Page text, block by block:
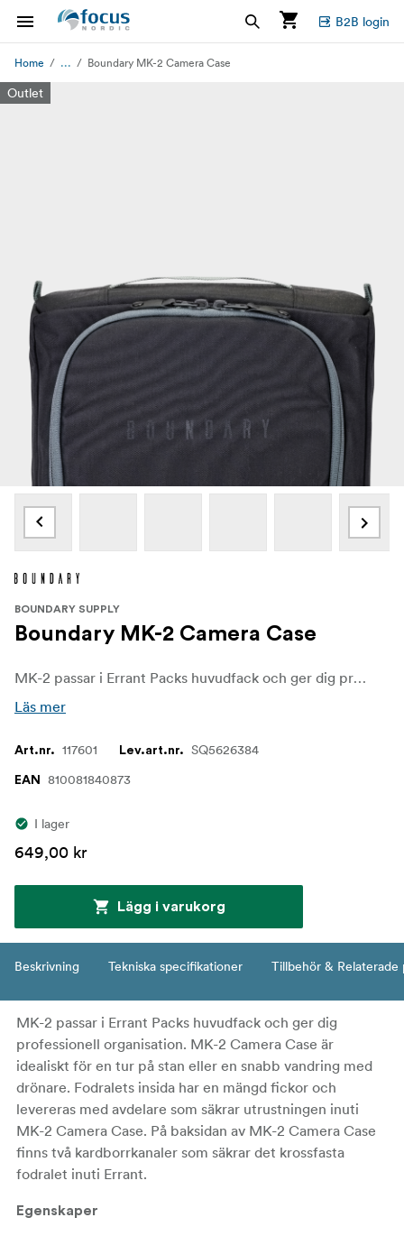
B2B login
Home ... Boundary MK-2 Camera Case
Outlet
BOUNDARY SUPPLY
Boundary MK-2 Camera Case
MK-2 passar i Errant Packs huvudfack och ger dig professionell organisation. MK-2 Camera Case är idealiskt för en tur på stan eller en snabb vandring med drönare. Fodralets insida har en mängd fickor och levereras med avdelare som säkrar utrustningen inuti MK-2 Camera Case. På baksidan av MK-2 Camera Case finns två kardborrkanaler som säkrar det krossfasta fodralet inuti Errant.
Läs mer
Art.nr. 117601 Lev.art.nr. SQ5626384
EAN 810081840873
I lager
649,00 kr
Lägg i varukorg
Beskrivning Tekniska specifikationer Tillbehör & Relaterade
MK-2 passar i Errant Packs huvudfack och ger dig
professionell organisation. MK-2 Camera Case är
idealiskt för en tur på stan eller en snabb vandring med
drönare. Fodralets insida har en mängd fickor och
levereras med avdelare som säkrar utrustningen inuti
MK-2 Camera Case. På baksidan av MK-2 Camera Case
finns två kardborrkanaler som säkrar det krossfasta
fodralet inuti Errant.
Egenskaper